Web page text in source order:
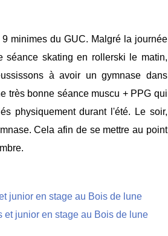
minimes du GUC. Malgré la journée
séance skating en rollerski le matin,
à avoir un gymnase dans
très bonne séance muscu + PPG qui
physiquement durant l'été. Le soir,
Cela afin de se mettre au point